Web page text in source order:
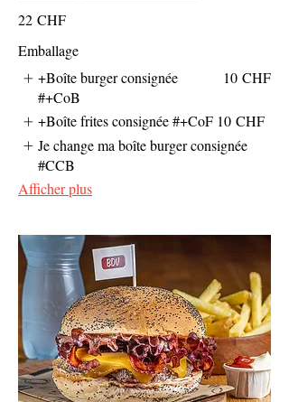
22 CHF
Emballage
+Boîte burger consignée
#+CoB
10 CHF
+Boîte frites consignée #+CoF 10 CHF
Je change ma boîte burger consignée
#CCB
Afficher plus